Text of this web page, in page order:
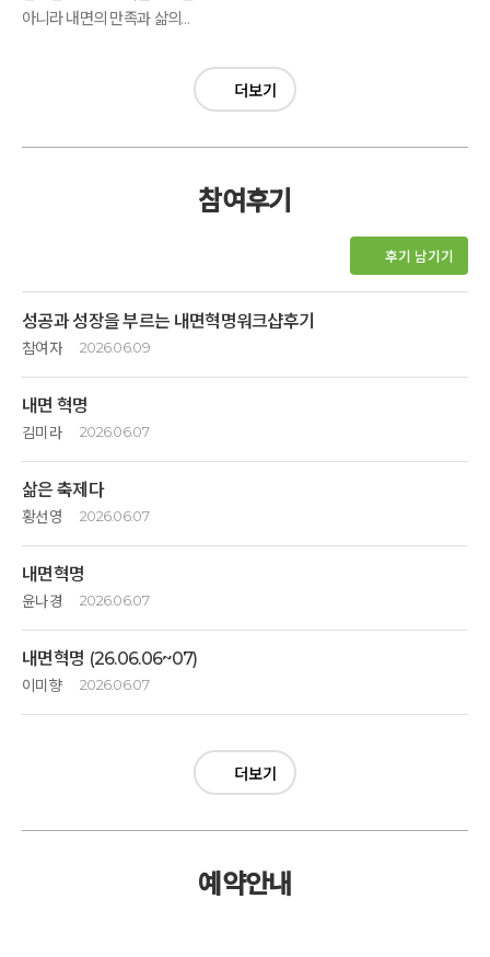
아니라 내면의 만족과 삶의
더보기
참여후기
후기 남기기
성공과 성장을 부르는 내면혁명워크샵후기
참여자 2026.06.09
휴식상태가 필요했던 시간에 깊은 산속 옹달샘의 경관은 산속에 나무와 꽃
그리고 샘물들이 어서와 하며 포근하게 안아주는 느낌이였습니다.. 청정한
충분히 받아내어주는 공간이었습니다.
내면혁먕후 아담한 스파 사우나 개운함도 좋구요.
풍경소리와 새소리가 잘 어우러져 그곳에 있는 자체가 힐링이였습니다.
사람을 배려하게하고 호흡하는 자연을 느끼게하며, 잠시 쉬고가는 공간에
수고해주신 모든 분들의 손길이 느껴져 감사합니다.
내면 혁명
김미라 2026.06.07
좋으면 좋은대로 힘들면 힘든대로 ~
한가지 한가지씩 경험하며 살기로 했습니다
삶은 축제다
황선영 2026.06.07
맑은 공기속에서 나를돌보고 정갈한 음식으로 몸을채우며 지금여기에
존재하는 기쁨을 배웠습니다 4번의 식사를하는 내내 음식을 준비해주신
내면혁명
윤나경 2026.06.07
와우~~~
이렇게 즐거운 명상이 있다니 ~~~
그리고 나의 몸,마음 중심잡기가 뭔지 알게되어 진심으로 감사드립니다~^^
내면혁명 (26.06.06~07)
이미향 2026.06.07
좋고,싫고 ,옳고,그름으로 세상을 바라봤다.
더보기
예약안내